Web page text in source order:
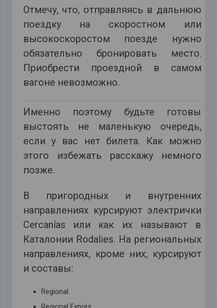
Отмечу, что, отправляясь в дальнюю
поездку на скоростном или
высокоскоростом поезде нужно
обязательно бронировать место.
Приобрести проездной в самом
вагоне невозможно.
Именно поэтому будьте готовы
выстоять не маленькую очередь,
если у вас нет билета. Как можно
этого избежать расскажу немного
позже.
В пригородных и внутренних
направлениях курсируют электрички
Сercanías или как их называют в
Каталонии Rodalies. На региональных
направлениях, кроме них, курсируют
и составы:
Regional.